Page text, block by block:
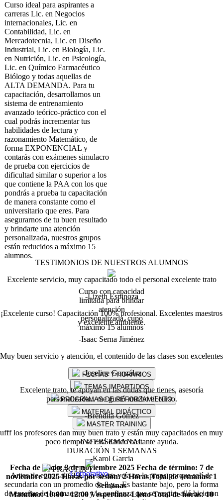
PRACTIX I
Curso ideal para aspirantes a
carreras Lic. en Negocios
internacionales, Lic. en
Contabilidad, Lic. en
Mercadotecnia, Lic. en Diseño
Industrial, Lic. en Biología, Lic.
en Nutrición, Lic. en Psicología,
Lic. en Químico Farmacéutico
Biólogo y todas aquellas de
ALTA DEMANDA. Para tu
capacitación, desarrollamos un
sistema de entrenamiento
avanzado teórico-práctico con el
cual podrás incrementar tus
habilidades de lectura y
razonamiento Matemático, de
forma EXPONENCIAL y
contarás con exámenes simulacro
de prueba con ejercicios de
dificultad similar o superior a los
que contiene la PAA con los que
pondrás a prueba tu capacitación
de manera constante como el
universitario que eres. Para
asegurarnos de tu buen resultado
y brindarte una atención
personalizada, nuestros grupos
están reducidos a máximo 15
alumnos.
TESTIMONIOS DE NUESTROS ALUMNOS
Excelente servicio, muy capacitado todo el personal excelente trato
-Lizeth Espinoza
¡Excelente curso! Capacitación 100% profesional. Excelentes maestros
y excelente ambiente.
-Isaac Serna Jiménez
Muy buen servicio y atención, el contenido de las clases son excelentes
-Joseline González
Excelente trato, te apoyan en las dudas que tienes, asesoría
personalizada... me gustó mucho el curso.
-Brendita Gómez
ufff los profesores dan muy buen trato y están muy capacitados en muy
poco tiempo se está dando bastante ayuda.
-Karol Garcia
Antes de entrar al CEU yo no me veía en la prepa porque salí de
secundaria con un promedio de 8 y... Es bastante bajo, pero la forma
de enseñar de los maestros y la confianza que se respira allá hicieron
Curso con capacidad
limitada para brindar
atención
personalizada, cupo
máximo 15 alumnos
FECHAS Y HORARIOS
TEMAS IMPARTIDOS
PROGRAMAS DE REFORZAMIENTO
MATERIAL DIDÁCTICO
MASTER TRAINING
INTERSEMANAL
DURACIÓN 1 SEMANAS
Fecha de inicio:3 de noviembre 2025 Fecha de término: 7 de
noviembre 2025Horas por sesión:2 HorasTotal de semanas:1
Semanas
Matutino:10:00 - 12:00Vespertino:LlenoTotal de horas:10
Corporativo